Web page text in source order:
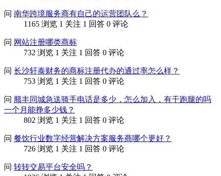
问 南华跨境服务商有自己的运营团队么？
1165 浏览 1 关注 1 回答 0 评论
问 网站注册哪类商标
732 浏览 1 关注 1 回答 0 评论
问 长沙轩泰财务的商标注册代办的通过率怎么样？
753 浏览 1 关注 1 回答 0 评论
问 顺丰同城急送骑手电话是多少，怎么加入，有干跑腿的吗
一个月能挣多少钱？
802 浏览 1 关注 1 回答 0 评论
问 餐饮行业数字经营解决方案服务商哪个更好？
726 浏览 1 关注 1 回答 0 评论
问 转转交易平台安全吗？